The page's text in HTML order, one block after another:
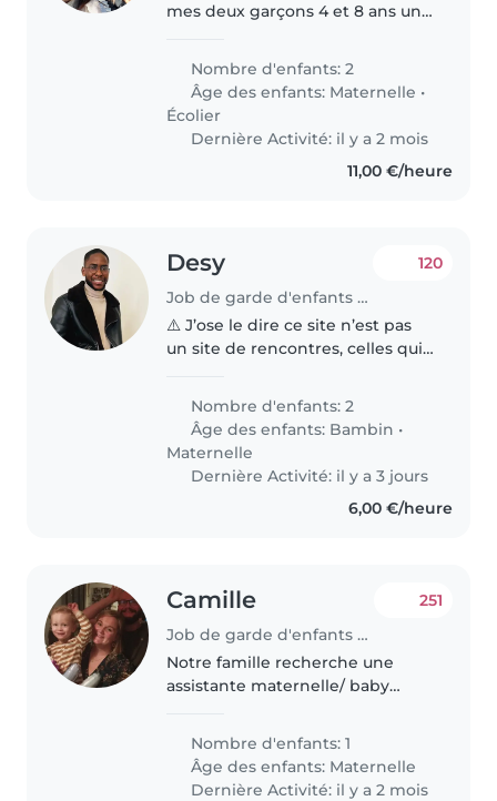
mes deux garçons 4 et 8 ans un
Journée de 10h horaires variables
entre 7h et 19h. Contrat cdi.
Besoin de quelqu'un de fiable
disponible..
Nombre d'enfants: 2
Âge des enfants: Maternelle •
Écolier
Dernière Activité: il y a 2 mois
11,00 €/heure
Desy
Job de garde d'enfants à Le Mans
120
⚠️ J’ose le dire ce site n’est pas
un site de rencontres, celles qui
passer votre chemin . Bonjour !
Nous sommes une petite famille
chaleureuse et aimante,..
Nombre d'enfants: 2
Âge des enfants: Bambin •
Maternelle
Dernière Activité: il y a 3 jours
6,00 €/heure
Camille
Job de garde d'enfants à Roubaix
251
Notre famille recherche une
assistante maternelle/ baby
notre petit garçon Henri qui aura
3 ans en novembre prochain .
Nous cherchons quelqu'un qui..
Nombre d'enfants: 1
Âge des enfants: Maternelle
Dernière Activité: il y a 2 mois